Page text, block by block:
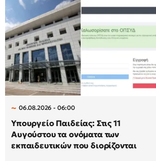
06.08.2026 - 06:00
Υπουργείο Παιδείας: Στις 11
Αυγούστου τα ονόματα των
εκπαιδευτικών που διορίζονται